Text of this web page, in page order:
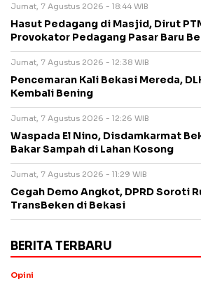
Jumat, 7 Agustus 2026 - 18:44 WIB
Hasut Pedagang di Masjid, Dirut
Provokator Pedagang Pasar Baru
Jumat, 7 Agustus 2026 - 12:38 WIB
Pencemaran Kali Bekasi Mereda,
Kembali Bening
Jumat, 7 Agustus 2026 - 12:26 WIB
Waspada El Nino, Disdamkarmat
Bakar Sampah di Lahan Kosong
Jumat, 7 Agustus 2026 - 11:29 WIB
Cegah Demo Angkot, DPRD Soroti
TransBeken di Bekasi
BERITA TERBARU
Opini